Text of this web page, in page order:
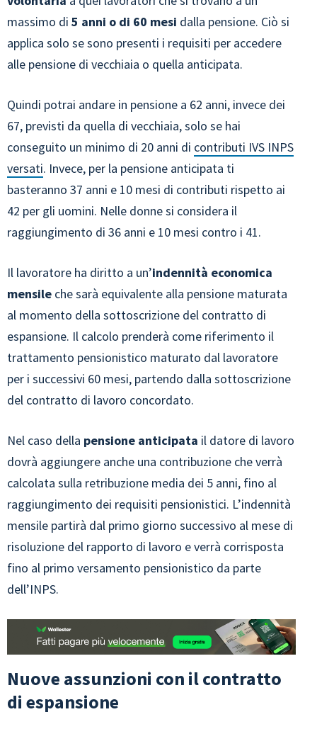
massimo di 5 anni o di 60 mesi dalla pensione. Ciò si
applica solo se sono presenti i requisiti per accedere
alle pensione di vecchiaia o quella anticipata.
Quindi potrai andare in pensione a 62 anni, invece dei
67, previsti da quella di vecchiaia, solo se hai
conseguito un minimo di 20 anni di contributi IVS INPS
versati. Invece, per la pensione anticipata ti
basteranno 37 anni e 10 mesi di contributi rispetto ai
42 per gli uomini. Nelle donne si considera il
raggiungimento di 36 anni e 10 mesi contro i 41.
Il lavoratore ha diritto a un’indennità economica
mensile che sarà equivalente alla pensione maturata
al momento della sottoscrizione del contratto di
espansione. Il calcolo prenderà come riferimento il
trattamento pensionistico maturato dal lavoratore
per i successivi 60 mesi, partendo dalla sottoscrizione
del contratto di lavoro concordato.
Nel caso della pensione anticipata il datore di lavoro
dovrà aggiungere anche una contribuzione che verrà
calcolata sulla retribuzione media dei 5 anni, fino al
raggiungimento dei requisiti pensionistici. L’indennità
mensile partirà dal primo giorno successivo al mese di
risoluzione del rapporto di lavoro e verrà corrisposta
fino al primo versamento pensionistico da parte
dell’INPS.
Nuove assunzioni con il contratto
di espansione